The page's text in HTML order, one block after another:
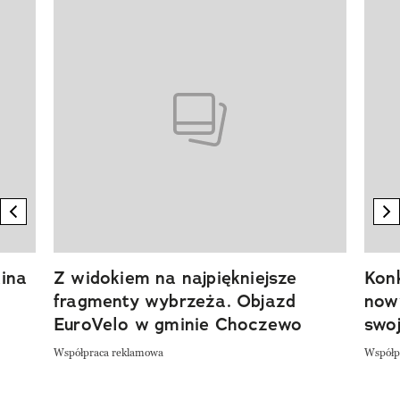
previous element
Z widokiem na najpiękniejsze
fragmenty wybrzeża. Objazd
EuroVelo w gminie Choczewo
Współpraca reklamowa